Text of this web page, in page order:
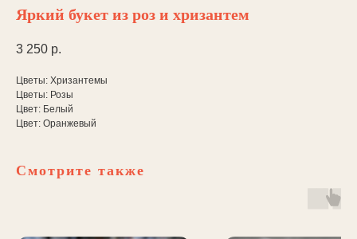
Яркий букет из роз и хризантем
3 250 р.
Цветы: Хризантемы
Цветы: Розы
Цвет: Белый
Цвет: Оранжевый
Смотрите также